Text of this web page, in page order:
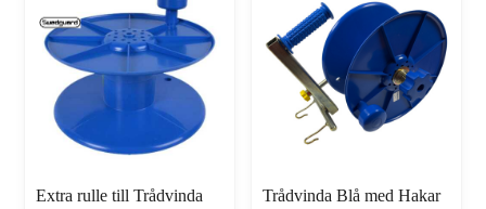
Extra rulle till Trådvinda
Trådvinda Blå med Hakar